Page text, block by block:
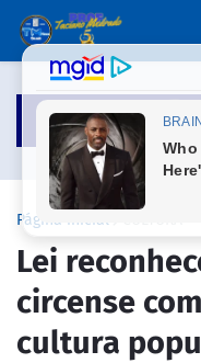
Página inicial
Lei
circense
cultura